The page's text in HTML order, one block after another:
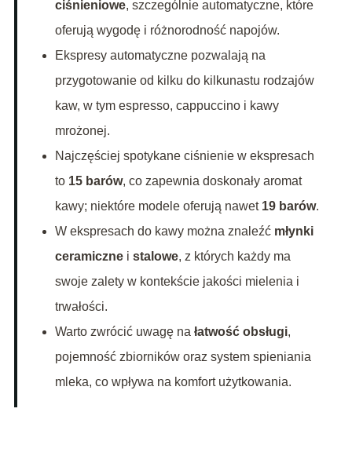
ciśnieniowe, szczególnie automatyczne, które
oferują wygodę i różnorodność napojów.
Ekspresy automatyczne pozwalają na
przygotowanie od kilku do kilkunastu rodzajów
kaw, w tym espresso, cappuccino i kawy
mrożonej.
Najczęściej spotykane ciśnienie w ekspresach
to 15 barów, co zapewnia doskonały aromat
kawy; niektóre modele oferują nawet 19 barów.
W ekspresach do kawy można znaleźć młynki
ceramicznei stalowe, z których każdy ma
swoje zalety w kontekście jakości mielenia i
trwałości.
Warto zwrócić uwagę na łatwość obsługi,
pojemność zbiorników oraz system spieniania
mleka, co wpływa na komfort użytkowania.